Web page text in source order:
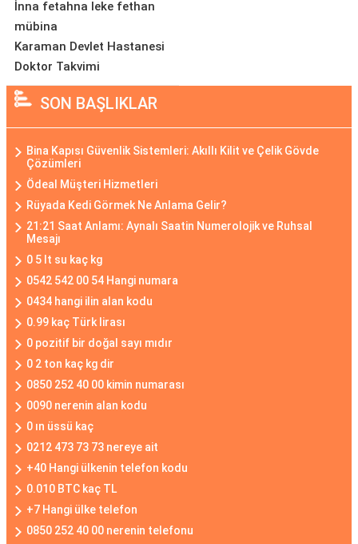
İnna fetahna leke fethan
mübina
Karaman Devlet Hastanesi
Doktor Takvimi
SON BAŞLIKLAR
Bina Kapısı Güvenlik Sistemleri: Akıllı Kilit ve Çelik Gövde
Çözümleri
Ödeal Müşteri Hizmetleri
Rüyada Kedi Görmek Ne Anlama Gelir?
21:21 Saat Anlamı: Aynalı Saatin Numerolojik ve Ruhsal
Mesajı
0 5 lt su kaç kg
0542 542 00 54 Hangi numara
0434 hangi ilin alan kodu
0.99 kaç Türk lirası
0 pozitif bir doğal sayı mıdır
0 2 ton kaç kg dir
0850 252 40 00 kimin numarası
0090 nerenin alan kodu
0 ın üssü kaç
0212 473 73 73 nereye ait
+40 Hangi ülkenin telefon kodu
0.010 BTC kaç TL
+7 Hangi ülke telefon
0850 252 40 00 nerenin telefonu